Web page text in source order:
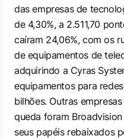
das empresas de
de 4,30%, a 2.511,70
caíram 24,06%, com os
de equipamentos de
adquirindo a Cyras
equipamentos para
bilhões. Outras
queda foram
seus papéis rebaixados